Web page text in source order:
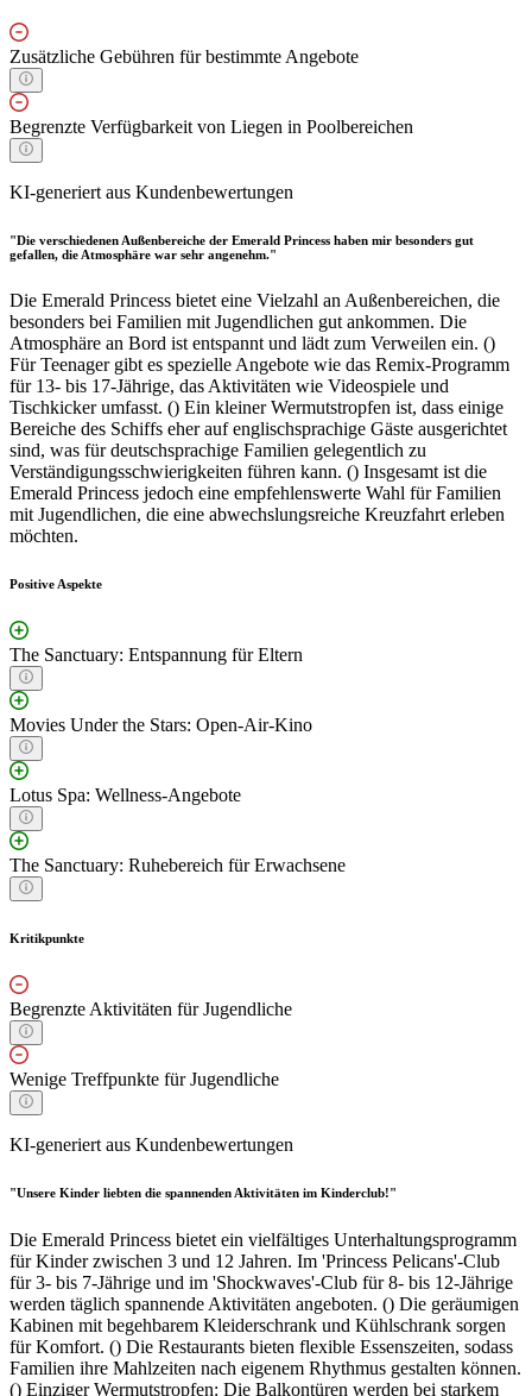
Zusätzliche Gebühren für bestimmte Angebote
Begrenzte Verfügbarkeit von Liegen in Poolbereichen
KI-generiert aus Kundenbewertungen
"Die verschiedenen Außenbereiche der Emerald Princess haben mir besonders gut
gefallen, die Atmosphäre war sehr angenehm."
Die Emerald Princess bietet eine Vielzahl an Außenbereichen, die
besonders bei Familien mit Jugendlichen gut ankommen. Die
Atmosphäre an Bord ist entspannt und lädt zum Verweilen ein. ()
Für Teenager gibt es spezielle Angebote wie das Remix-Programm
für 13- bis 17-Jährige, das Aktivitäten wie Videospiele und
Tischkicker umfasst. () Ein kleiner Wermutstropfen ist, dass einige
Bereiche des Schiffs eher auf englischsprachige Gäste ausgerichtet
sind, was für deutschsprachige Familien gelegentlich zu
Verständigungsschwierigkeiten führen kann. () Insgesamt ist die
Emerald Princess jedoch eine empfehlenswerte Wahl für Familien
mit Jugendlichen, die eine abwechslungsreiche Kreuzfahrt erleben
möchten.
Positive Aspekte
The Sanctuary: Entspannung für Eltern
Movies Under the Stars: Open-Air-Kino
Lotus Spa: Wellness-Angebote
The Sanctuary: Ruhebereich für Erwachsene
Kritikpunkte
Begrenzte Aktivitäten für Jugendliche
Wenige Treffpunkte für Jugendliche
KI-generiert aus Kundenbewertungen
"Unsere Kinder liebten die spannenden Aktivitäten im Kinderclub!"
Die Emerald Princess bietet ein vielfältiges Unterhaltungsprogramm
für Kinder zwischen 3 und 12 Jahren. Im 'Princess Pelicans'-Club
für 3- bis 7-Jährige und im 'Shockwaves'-Club für 8- bis 12-Jährige
werden täglich spannende Aktivitäten angeboten. () Die geräumigen
Kabinen mit begehbarem Kleiderschrank und Kühlschrank sorgen
für Komfort. () Die Restaurants bieten flexible Essenszeiten, sodass
Familien ihre Mahlzeiten nach eigenem Rhythmus gestalten können.
() Einziger Wermutstropfen: Die Balkontüren werden bei starkem